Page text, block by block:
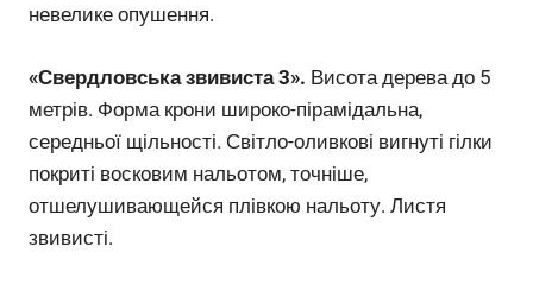
невелике опушення.
«Свердловська звивиста 3». Висота дерева до 5
метрів. Форма крони широко-пірамідальна,
середньої щільності. Світло-оливкові вигнуті гілки
покриті восковим нальотом, точніше,
отшелушивающейся плівкою нальоту. Листя
звивисті.